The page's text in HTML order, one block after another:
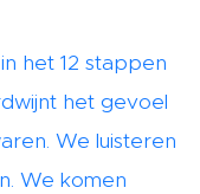
het 12 stappen
het gevoel
We luisteren
We komen